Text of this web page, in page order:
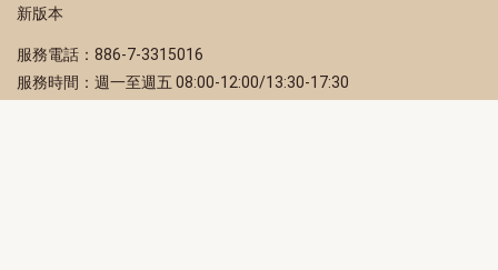
新版本
服務電話：886-7-3315016
服務時間：週一至週五 08:00-12:00/13:30-17:30